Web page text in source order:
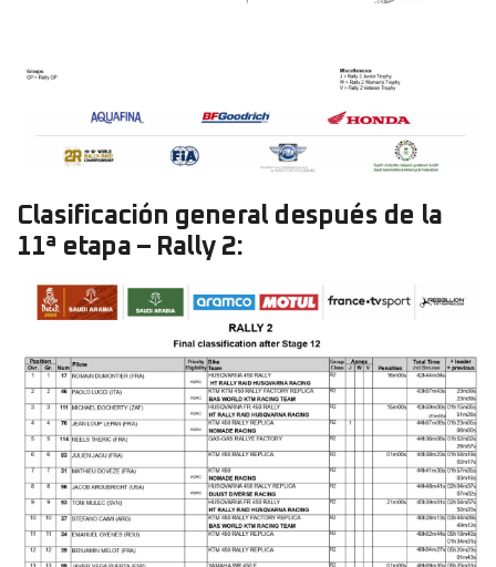
Clasificación general después de la
11ª etapa – Rally 2: